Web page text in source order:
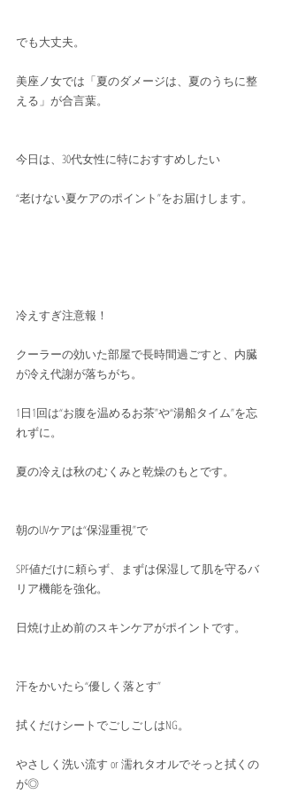
でも大丈夫。
美座ノ女では「夏のダメージは、夏のうちに整
える」が合言葉。
今日は、30代女性に特におすすめしたい
“老けない夏ケアのポイント”をお届けします。
冷えすぎ注意報！
クーラーの効いた部屋で長時間過ごすと、内臓
が冷え代謝が落ちがち。
1日1回は“お腹を温めるお茶”や“湯船タイム”を忘
れずに。
夏の冷えは秋のむくみと乾燥のもとです。
朝のUVケアは“保湿重視”で
SPF値だけに頼らず、まずは保湿して肌を守るバ
リア機能を強化。
日焼け止め前のスキンケアがポイントです。
汗をかいたら“優しく落とす”
拭くだけシートでごしごしはNG。
やさしく洗い流す or 濡れタオルでそっと拭くの
が◎